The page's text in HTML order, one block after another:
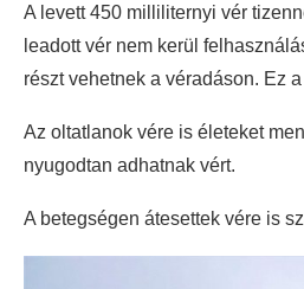
A levett 450 milliliternyi vér
leadott vér nem kerül
részt vehetnek a véradáson. Ez
Az oltatlanok vére is életeket
nyugodtan adhatnak vért.
A betegségen átesettek vére is